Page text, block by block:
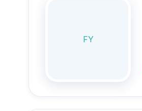
FY